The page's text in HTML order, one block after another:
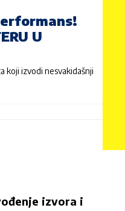
U
koji izvodi nesvakidašnji
izvora i